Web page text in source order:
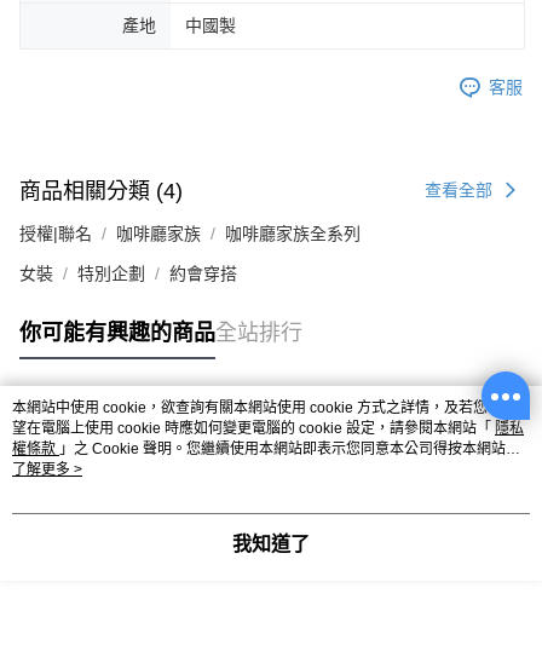
產地 中國製
客服
商品相關分類 (4) 查看全部
授權|聯名 咖啡廳家族 咖啡廳家族全系列
女裝 特別企劃 約會穿搭
你可能有興趣的商品全站排行
熱門標籤
本網站中使用 cookie，欲查詢有關本網站使用 cookie 方式之詳情，及若您不希
望在電腦上使用 cookie 時應如何變更電腦的 cookie 設定，請參閱本網站「 隱私
權條款 」之 Cookie 聲明。您繼續使用本網站即表示您同意本公司得按本網站使
用條款之 Cookie 聲明使用 cookie。
了解更多 >
我知道了